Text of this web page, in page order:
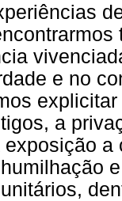
e no
a